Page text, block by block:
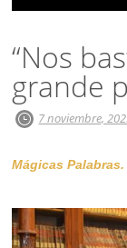
“Nos
grande
7 noviembre,
Mágicas